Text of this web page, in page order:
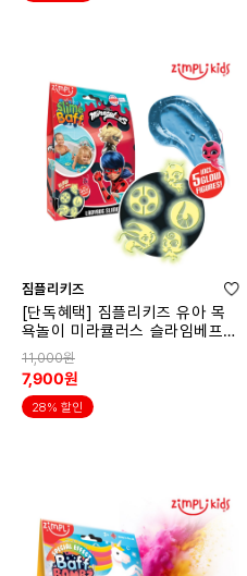
짐플리키즈
[단독혜택] 짐플리키즈 유아 목
욕놀이 미라큘러스 슬라임베프
아쿠아 7190
11,000원
7,900원
28% 할인